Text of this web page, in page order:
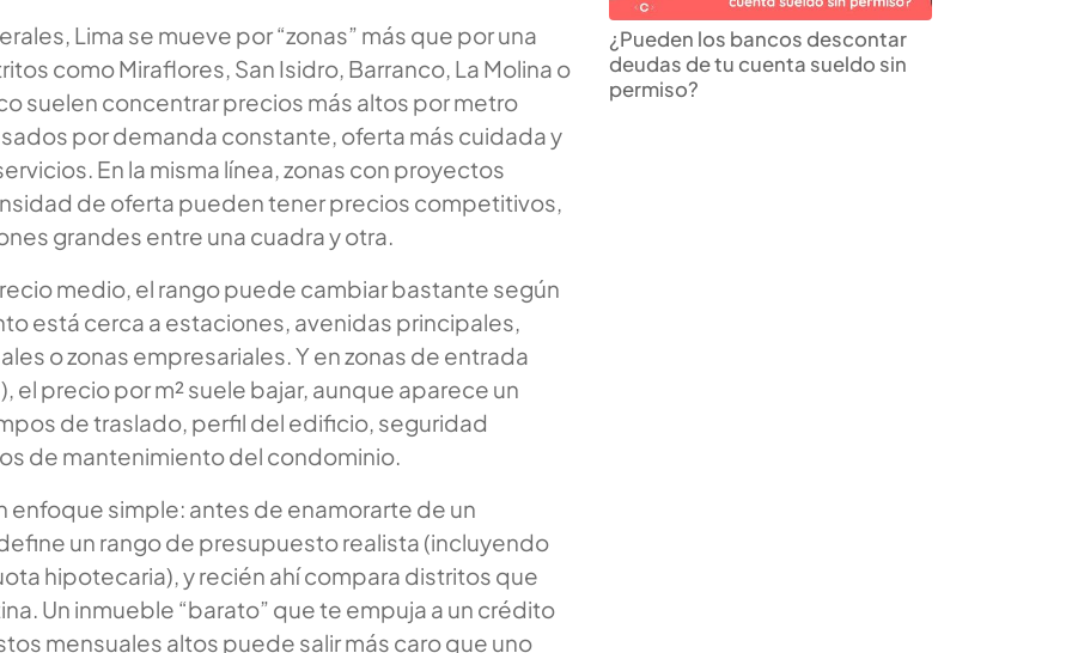
Lima se mueve por “zonas” más que por una
como Miraflores, San Isidro, Barranco, La Molina o
suelen concentrar precios más altos por metro
por demanda constante, oferta más cuidada y
En la misma línea, zonas con proyectos
de oferta pueden tener precios competitivos,
grandes entre una cuadra y otra.
medio, el rango puede cambiar bastante según
está cerca a estaciones, avenidas principales,
o zonas empresariales. Y en zonas de entrada
el precio por m² suele bajar, aunque aparece un
de traslado, perfil del edificio, seguridad
de mantenimiento del condominio.
enfoque simple: antes de enamorarte de un
un rango de presupuesto realista (incluyendo
hipotecaria), y recién ahí compara distritos que
Un inmueble “barato” que te empuja a un crédito
mensuales altos puede salir más caro que uno
¿Pueden los bancos descontar
deudas de tu cuenta sueldo sin
permiso?